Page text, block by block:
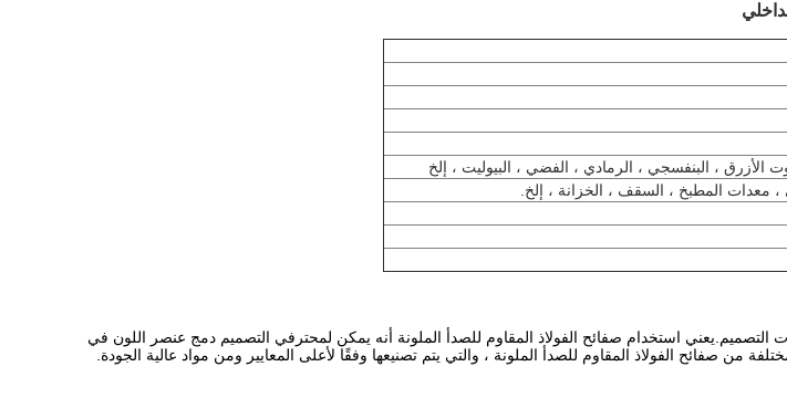
الأزرق ، البنفسجي ، الرمادي ، الفضي ، البيوليت ، إلخ
معدات المطبخ ، السقف ، الخزانة ، إلخ.
التصميم.يعني استخدام صفائح الفولاذ المقاوم للصدأ الملونة أنه يمكن لمحترفي التصميم دمج عنصر اللون في
من صفائح الفولاذ المقاوم للصدأ الملونة ، والتي يتم تصنيعها وفقًا لأعلى المعايير ومن مواد عالية الجودة.